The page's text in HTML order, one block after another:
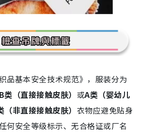
品基本安全技术规范》，服装分为
B类（直接接触皮肤） 或A类（婴幼儿
（非直接接触皮肤） 衣物应避免贴身
何安全等级标示、无合格证或厂名